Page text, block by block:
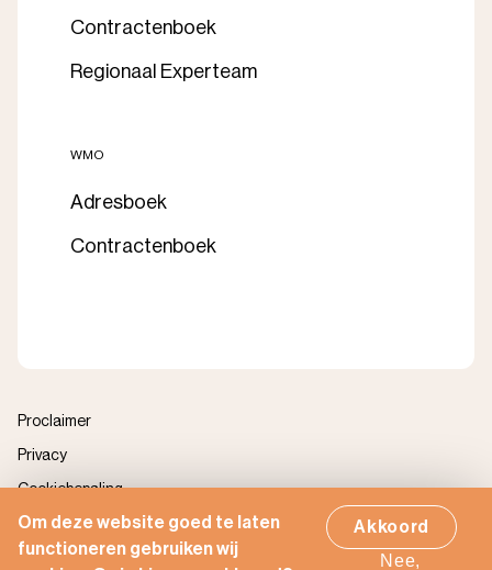
Om deze website goed te laten
functioneren gebruiken wij
Akkoord
Nee,
Contractenboek
Regionaal Experteam
WMO
Adresboek
Contractenboek
Proclaimer
Privacy
Cookiebepaling
Zorgportaal
Realisatie door Indicia